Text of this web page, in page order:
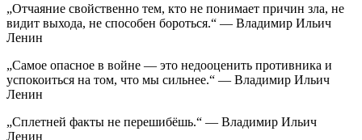
„Отчаяние свойственно тем, кто не понимает причин зла, не
видит выхода, не способен бороться.“ — Владимир Ильич
Ленин
„Самое опасное в войне — это недооценить противника и
успокоиться на том, что мы сильнее.“ — Владимир Ильич
Ленин
„Сплетней факты не перешибёшь.“ — Владимир Ильич
Ленин